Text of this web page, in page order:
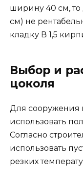
ширину 40 см, то
см) не
кладку В 1,5
Выбор и
цоколя
Для сооружения
использовать
Согласно
использовать
резких